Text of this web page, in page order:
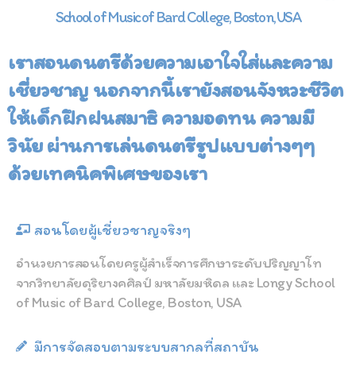
School of Music of Bard College, Boston, USA
เราสอนดนตรีด้วยความเอาใจใส่และความ
เชี่ยวชาญ นอกจากนี้เรายังสอนจังหวะชีวิต
ให้เด็กฝึกฝนสมาธิ ความอดทน ความมี
วินัย ผ่านการเล่นดนตรีรูปแบบต่างๆๆ
ด้วยเทคนิคพิเศษของเรา
สอนโดยผู้เชี่ยวชาญจริงๆ
อำนวยการสอนโดยครูผู้สำเร็จการศึกษาระดับปริญญาโท
จากวิทยาลัยดุริยางคศิลป์ มหาลัยมหิดล และ Longy School
of Music of Bard College, Boston, USA
มีการจัดสอบตามระบบสากลที่สถาบัน